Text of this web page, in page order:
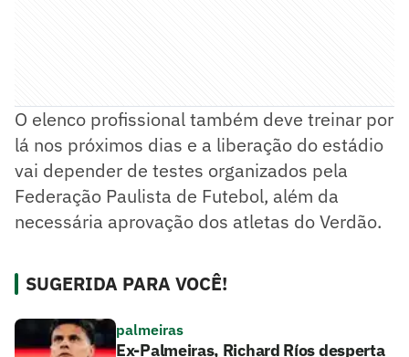
O elenco profissional também deve treinar por
lá nos próximos dias e a liberação do estádio
vai depender de testes organizados pela
Federação Paulista de Futebol, além da
necessária aprovação dos atletas do Verdão.
SUGERIDA PARA VOCÊ!
palmeiras
Ex-Palmeiras, Richard Ríos desperta